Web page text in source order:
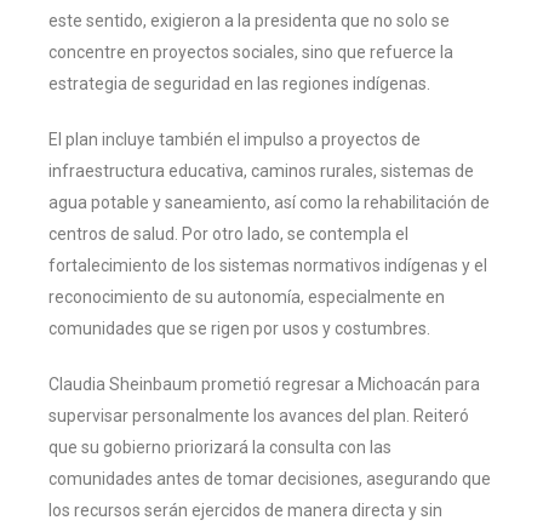
este sentido, exigieron a la presidenta que no solo se
concentre en proyectos sociales, sino que refuerce la
estrategia de seguridad en las regiones indígenas.
El plan incluye también el impulso a proyectos de
infraestructura educativa, caminos rurales, sistemas de
agua potable y saneamiento, así como la rehabilitación de
centros de salud. Por otro lado, se contempla el
fortalecimiento de los sistemas normativos indígenas y el
reconocimiento de su autonomía, especialmente en
comunidades que se rigen por usos y costumbres.
Claudia Sheinbaum prometió regresar a Michoacán para
supervisar personalmente los avances del plan. Reiteró
que su gobierno priorizará la consulta con las
comunidades antes de tomar decisiones, asegurando que
los recursos serán ejercidos de manera directa y sin